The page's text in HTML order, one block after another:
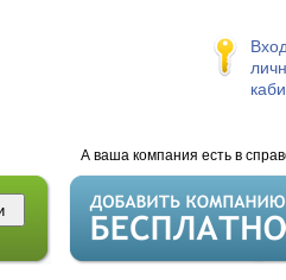
А ваша компания есть в